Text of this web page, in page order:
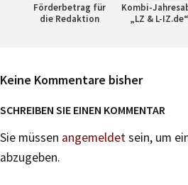
Förderbetrag für
die Redaktion
Kombi-
„LZ & L-IZ.de“
Keine Kommentare bisher
SCHREIBEN SIE EINEN KOMMENTAR
Sie müssen angemeldetsein, um
abzugeben.